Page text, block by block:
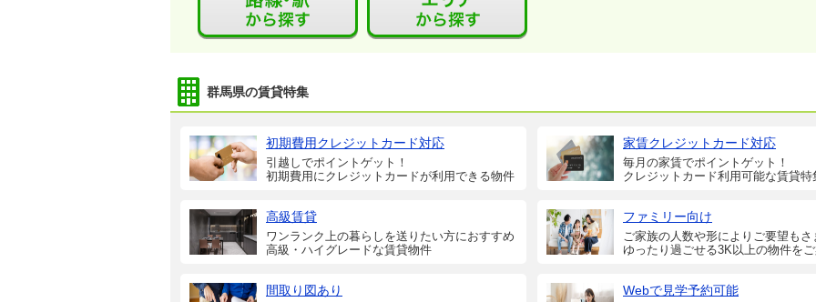
群馬県の賃貸特集
初期費用クレジットカード対応
引越しでポイントゲット！
初期費用にクレジットカードが利用できる物件
家賃クレジットカード対応
毎月の家賃でポイントゲット！
クレジットカード利用可能な賃貸特
高級賃貸
ワンランク上の暮らしを送りたい方におすすめ
高級・ハイグレードな賃貸物件
ファミリー向け
ご家族の人数や形によりご要望もさ
ゆったり過ごせる3K以上の物件をご
間取り図あり Webで見学予約可能